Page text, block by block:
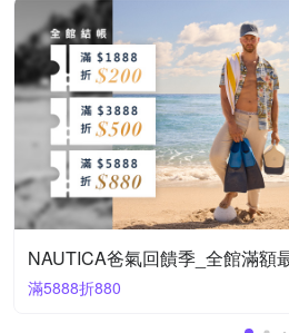
NAUTICA爸氣回饋季_全館滿額
滿5888折880